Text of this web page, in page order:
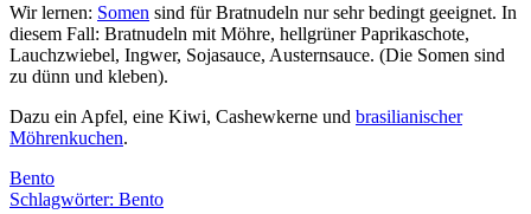
Wir lernen: Somen sind für Bratnudeln nur sehr bedingt geeignet. In
diesem Fall: Bratnudeln mit Möhre, hellgrüner Paprikaschote,
Lauchzwiebel, Ingwer, Sojasauce, Austernsauce. (Die Somen sind
zu dünn und kleben).
Dazu ein Apfel, eine Kiwi, Cashewkerne und brasilianischer
Möhrenkuchen.
Bento
Schlagwörter: Bento